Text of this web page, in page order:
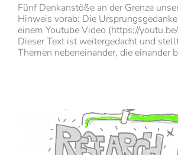
Fünf Denkanstöße an der Grenze
Hinweis vorab: Die
einem Youtube Video (https://
Dieser Text ist weitergedacht und
Themen nebeneinander, die einander